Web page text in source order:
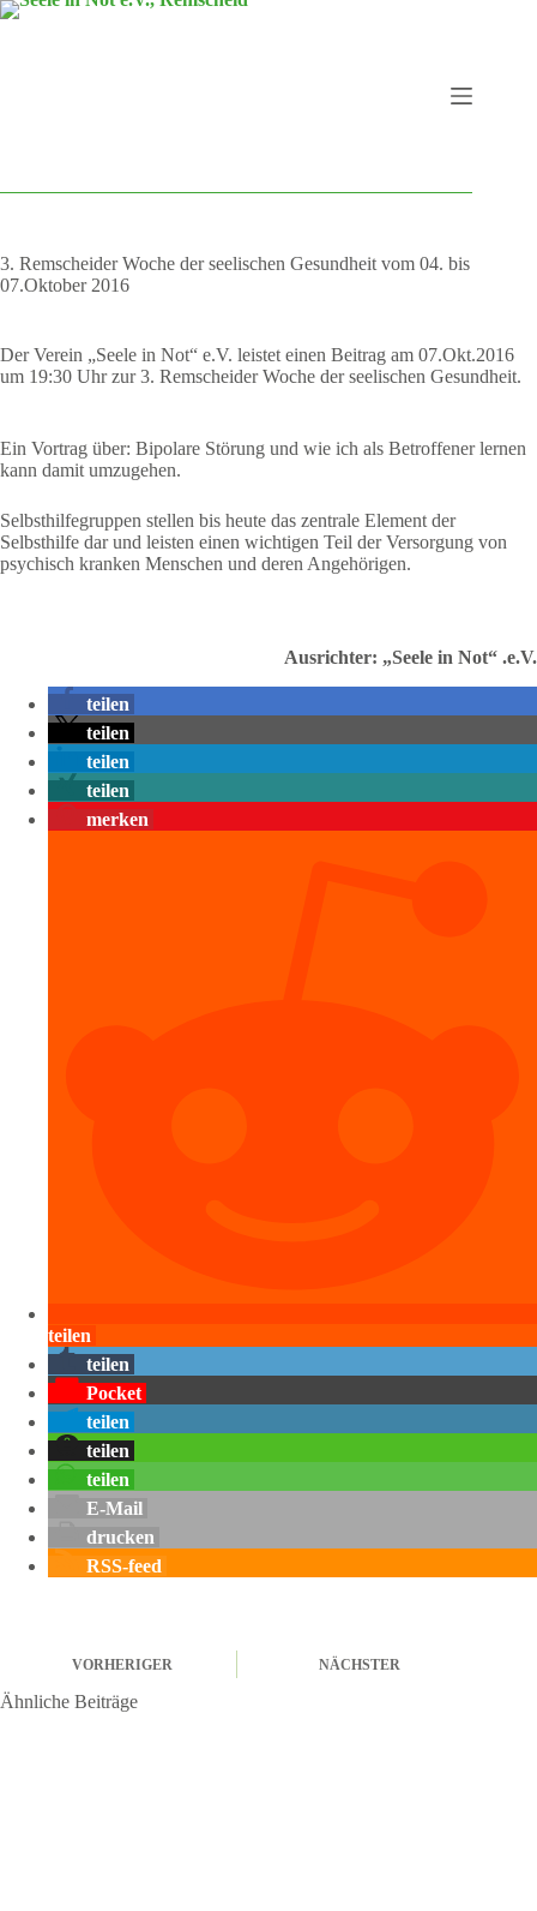
Zum
3. Remscheider Woche der seelischen Gesundheit vom 04. bis
07.Oktober 2016
Der Verein „Seele in Not“ e.V. leistet einen Beitrag am 07.Okt.2016
um 19:30 Uhr zur 3. Remscheider Woche der seelischen Gesundheit.
Ein Vortrag über: Bipolare Störung und wie ich als Betroffener lernen
kann damit umzugehen.
Selbsthilfegruppen stellen bis heute das zentrale Element der
Selbsthilfe dar und leisten einen wichtigen Teil der Versorgung von
psychisch kranken Menschen und deren Angehörigen.
Ausrichter: „Seele in Not“ .e.V.
teilen
teilen
teilen
teilen
merken
teilen
teilen
Pocket
teilen
teilen
teilen
E-Mail
drucken
RSS-feed
VORHERIGER NÄCHSTER
Ähnliche Beiträge